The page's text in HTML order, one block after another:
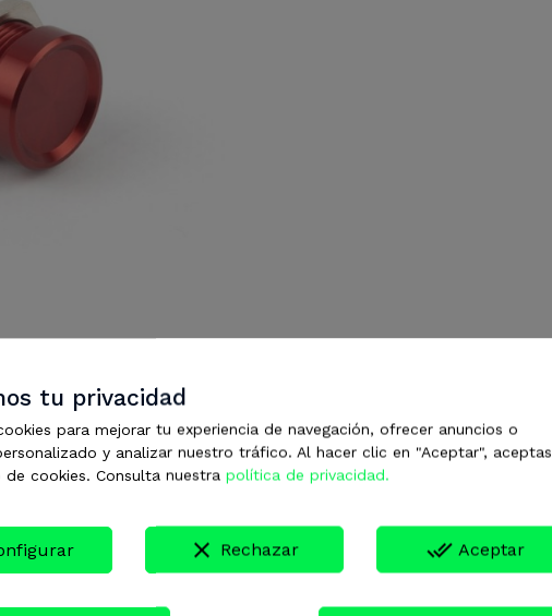
tu privacidad
para mejorar tu experiencia de navegación, ofrecer anuncios o
y analizar nuestro tráfico. Al hacer clic en "Aceptar", aceptas
de cookies. Consulta nuestra política de privacidad.
clear Rechazar done_all Aceptar